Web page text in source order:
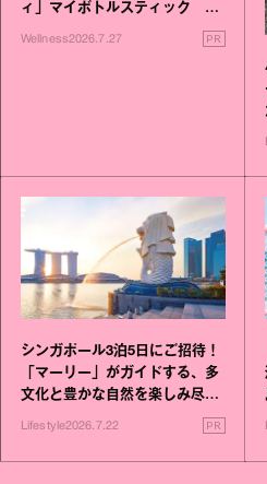
ィ」マイボトルスティック い
いこと毎日》シリーズが誕生
Wellness2026.7.27 PR
シンガポール3泊5日にご招待！
「マーリー」がガイドする、多
文化と豊かな自然を楽しみ尽く
Lifestyle2026.7.22 PR